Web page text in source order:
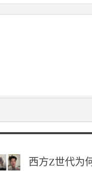
西方Z世代为